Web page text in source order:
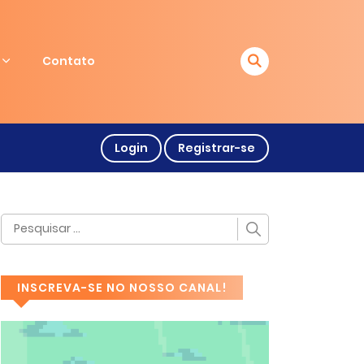
Contato
Login Registrar-se
INSCREVA-SE NO NOSSO CANAL!